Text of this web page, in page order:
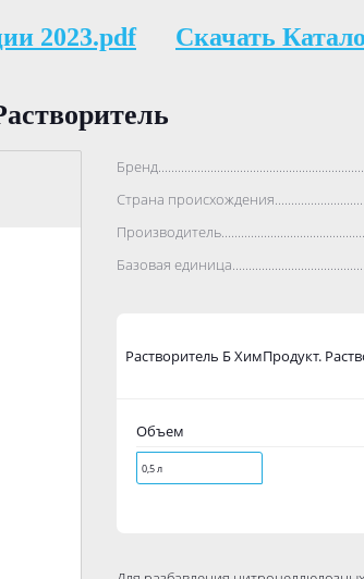
2023.pdf Скачать
Страна
Базовая
Растворитель Б ХимПродукт.
Объем
0,5 л